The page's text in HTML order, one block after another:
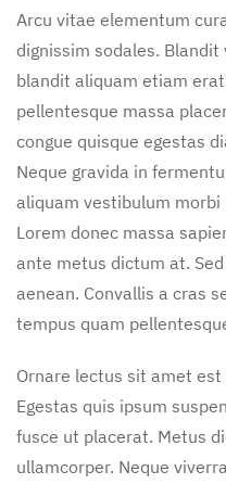
Arcu vitae elementum
dignissim sodales.
blandit aliquam etiam
pellentesque massa
congue quisque egestas
Neque gravida in
aliquam vestibulum
Lorem donec massa
ante metus dictum at.
aenean. Convallis a cras
tempus quam
Ornare lectus sit amet
Egestas quis ipsum
fusce ut placerat. Metus
ullamcorper. Neque